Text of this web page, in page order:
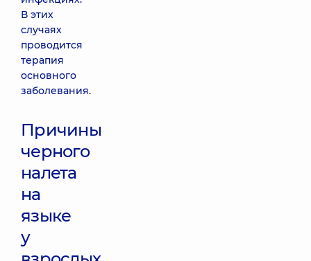
В этих
случаях
проводится
терапия
основного
заболевания.
Причины
черного
налета
на
языке
у